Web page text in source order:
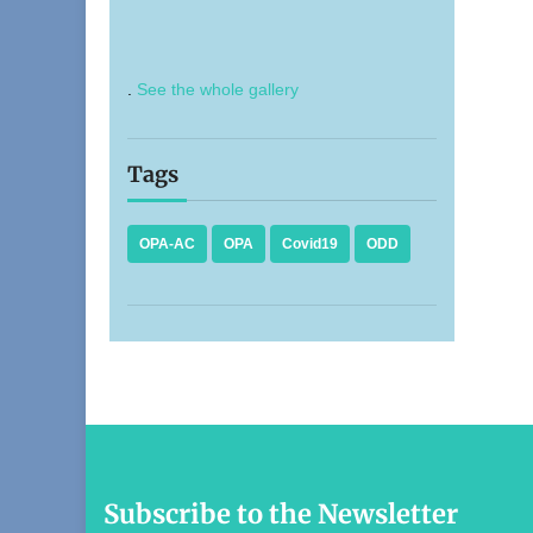
See the whole gallery
Tags
OPA-AC OPA Covid19 ODD
Subscribe to the Newsletter